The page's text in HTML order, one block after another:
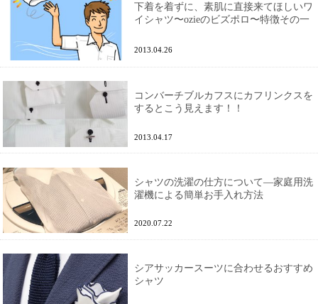
下着を着ずに、素肌に直接来てほしいワ
イシャツ〜ozieのビズポロ〜特徴その一
2013.04.26
コンバーチブルカフスにカフリンクスを
するとこう見えます！！
2013.04.17
シャツの洗濯の仕方について―家庭用洗
濯機による簡単お手入れ方法
2020.07.22
シアサッカースーツに合わせるおすすめ
シャツ